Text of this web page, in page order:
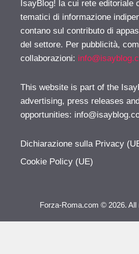
IsayBlog! la cui rete editoriale
tematici di informazione
contano sul contributo di
del settore. Per pubblicità,
collaborazioni:
This website is part of the
advertising, press releases
opportunities:
Dichiarazione sulla Privacy
Cookie Policy (UE)
Forza-Roma.com © 2026. All